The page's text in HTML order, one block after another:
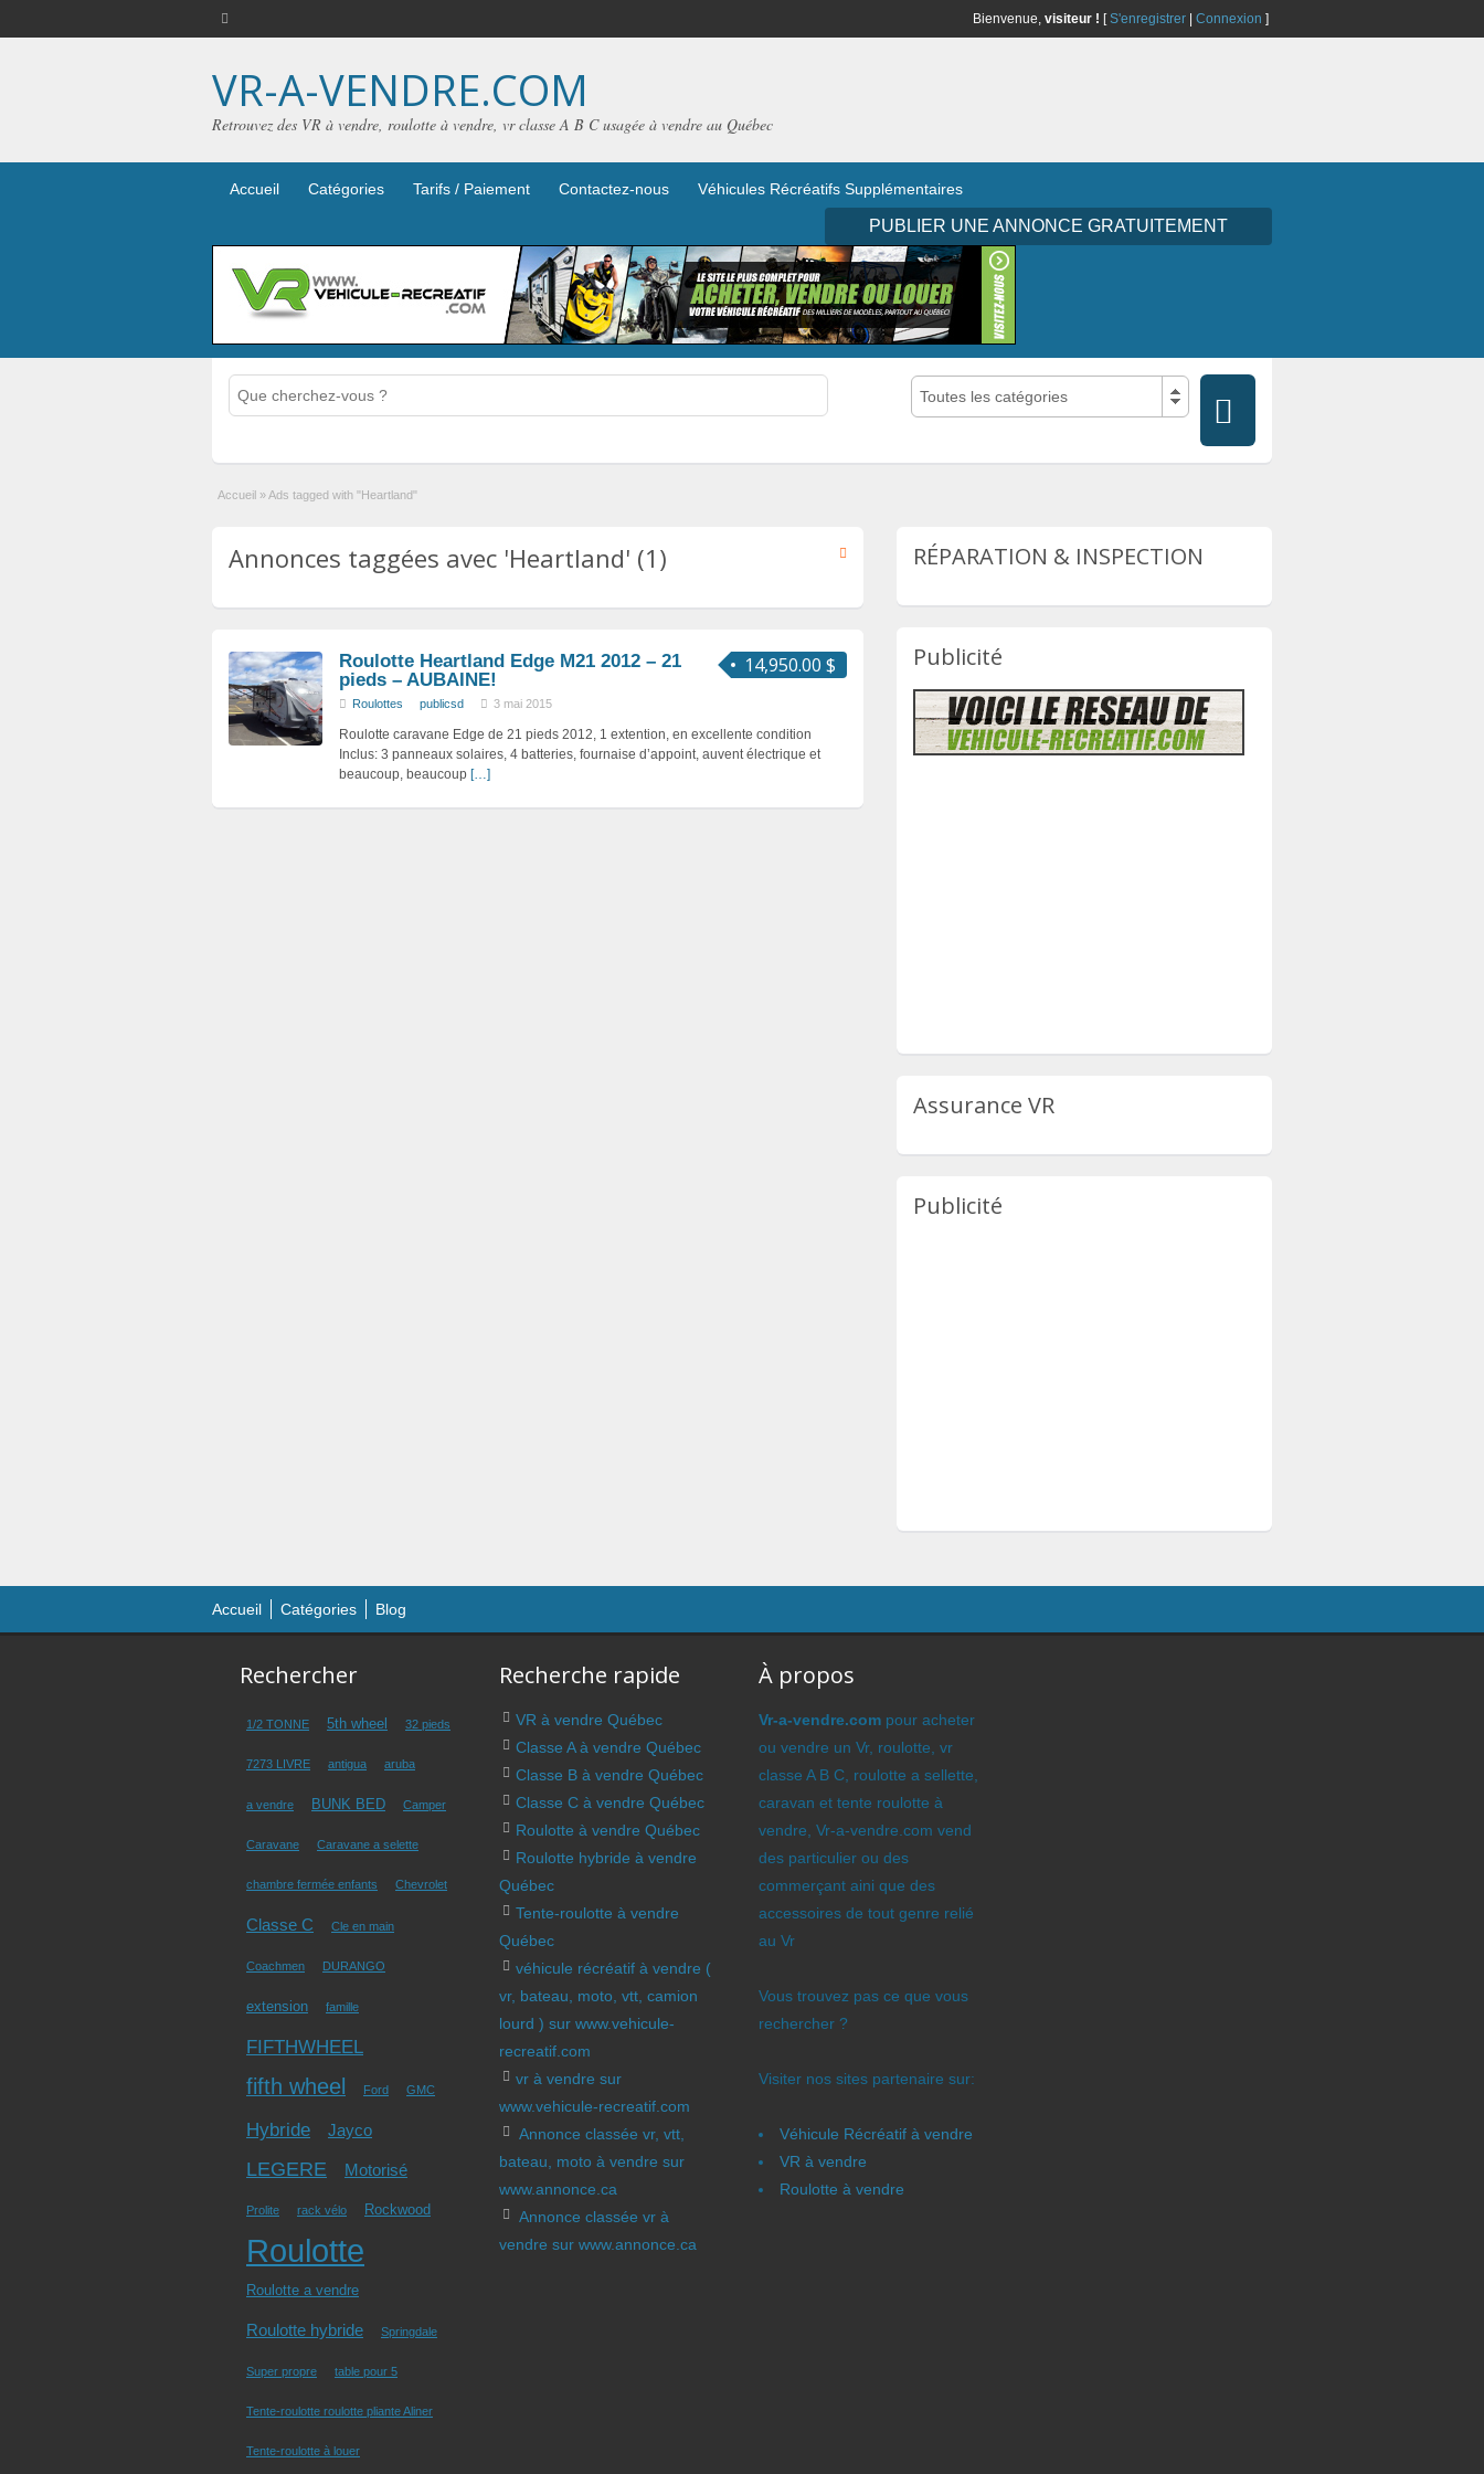
Bienvenue, visiteur ! [S'enregistrer Connexion ]
VR-A-VENDRE.COM
Retrouvez des VR à vendre, roulotte à vendre, vr classe A B C usagée à vendre au Québec
Accueil Catégories Tarifs / Paiement Contactez-nous Véhicules Récréatifs Supplémentaires
PUBLIER UNE ANNONCE GRATUITEMENT
Toutes les catégories
Accueil »Ads tagged with "Heartland"
Annonces taggées avec 'Heartland' (1)
14,950.00 $
Roulotte Heartland Edge M21 2012 – 21
pieds – AUBAINE!
Roulottes publicsd 3 mai 2015
Roulotte caravane Edge de 21 pieds 2012, 1 extention, en excellente condition
Inclus: 3 panneaux solaires, 4 batteries, fournaise d’appoint, auvent électrique et
beaucoup, beaucoup […]
RÉPARATION & INSPECTION
Publicité
Assurance VR
Publicité
Accueil Catégories Blog
Rechercher
1/2 TONNE 5th wheel 32 pieds
7273 LIVRE antigua aruba
a vendre BUNK BED Camper
Caravane Caravane a selette
chambre fermée enfants Chevrolet
Classe C Cle en main
Coachmen DURANGO
extension famille
FIFTHWHEEL
fifth wheel Ford GMC
Hybride Jayco
LEGERE Motorisé
Prolite rack vélo Rockwood
Roulotte
Roulotte a vendre
Roulotte hybride Springdale
Super propre table pour 5
Tente-roulotte roulotte pliante Aliner
Tente-roulotte à louer
Recherche rapide
VR à vendre Québec
Classe A à vendre Québec
Classe B à vendre Québec
Classe C à vendre Québec
Roulotte à vendre Québec
Roulotte hybride à vendre
Québec
Tente-roulotte à vendre
Québec
véhicule récréatif à vendre (
vr, bateau, moto, vtt, camion
lourd ) sur www.vehicule-
recreatif.com
vr à vendre sur
www.vehicule-recreatif.com
Annonce classée vr, vtt,
bateau, moto à vendre sur
www.annonce.ca
Annonce classée vr à
vendre sur www.annonce.ca
À propos
Vr-a-vendre.com pour acheter
ou vendre un Vr, roulotte, vr
classe A B C, roulotte a sellette,
caravan et tente roulotte à
vendre, Vr-a-vendre.com vend
des particulier ou des
commerçant aini que des
accessoires de tout genre relié
au Vr
Vous trouvez pas ce que vous
rechercher ?
Visiter nos sites partenaire sur:
Véhicule Récréatif à vendre
VR à vendre
Roulotte à vendre